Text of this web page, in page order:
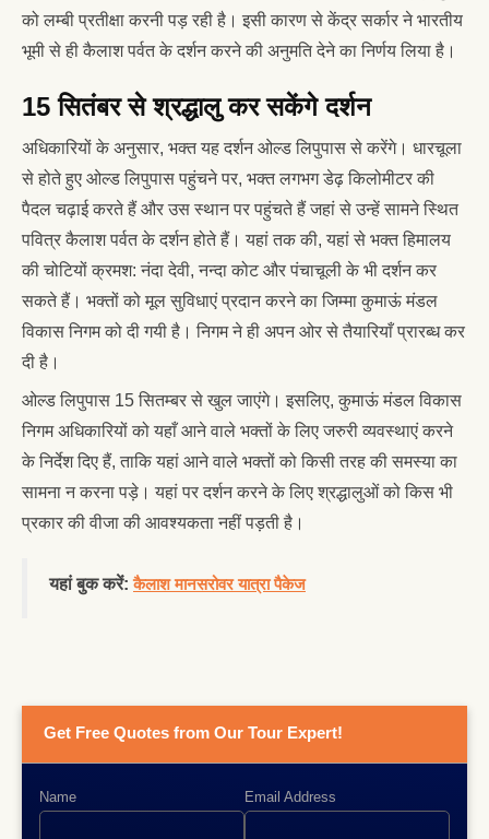
को लम्बी प्रतीक्षा करनी पड़ रही है। इसी कारण से केंद्र सर्कार ने भारतीय
भूमी से ही कैलाश पर्वत के दर्शन करने की अनुमति देने का निर्णय लिया है।
15 सितंबर से श्रद्धालु कर सकेंगे दर्शन
अधिकारियों के अनुसार, भक्त यह दर्शन ओल्ड लिपुपास से करेंगे। धारचूला
से होते हुए ओल्ड लिपुपास पहुंचने पर, भक्त लगभग डेढ़ किलोमीटर की
पैदल चढ़ाई करते हैं और उस स्थान पर पहुंचते हैं जहां से उन्हें सामने स्थित
पवित्र कैलाश पर्वत के दर्शन होते हैं। यहां तक की, यहां से भक्त हिमालय
की चोटियों क्रमश: नंदा देवी, नन्दा कोट और पंचाचूली के भी दर्शन कर
सकते हैं। भक्तों को मूल सुविधाएं प्रदान करने का जिम्मा कुमाऊं मंडल
विकास निगम को दी गयी है। निगम ने ही अपन ओर से तैयारियाँ प्रारब्ध कर
दी है।
ओल्ड लिपुपास 15 सितम्बर से खुल जाएंगे। इसलिए, कुमाऊं मंडल विकास
निगम अधिकारियों को यहाँ आने वाले भक्तों के लिए जरुरी व्यवस्थाएं करने
के निर्देश दिए हैं, ताकि यहां आने वाले भक्तों को किसी तरह की समस्या का
सामना न करना पड़े। यहां पर दर्शन करने के लिए श्रद्धालुओं को किस भी
प्रकार की वीजा की आवश्यकता नहीं पड़ती है।
यहां बुक करें:कैलाश मानसरोवर यात्रा पैकेज
Get Free Quotes from Our Tour Expert!
Name Email Address